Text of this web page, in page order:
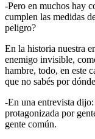
-Pero en muchos hay
cumplen las medidas
peligro?
En la historia nuestra
enemigo invisible,
hambre, todo, en este
que no sabés por
-En una entrevista
protagonizada por
gente común.